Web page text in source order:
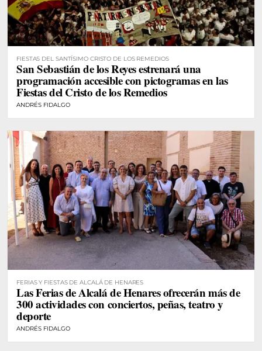
FIESTAS DEL SANTÍSIMO CRISTO DE LOS REMEDIOS
San Sebastián de los Reyes estrenará una
programación accesible con pictogramas en las
Fiestas del Cristo de los Remedios
ANDRÉS FIDALGO
FERIAS Y FIESTAS DE ALCALÁ DE HENARES
Las Ferias de Alcalá de Henares ofrecerán más de
300 actividades con conciertos, peñas, teatro y
deporte
ANDRÉS FIDALGO